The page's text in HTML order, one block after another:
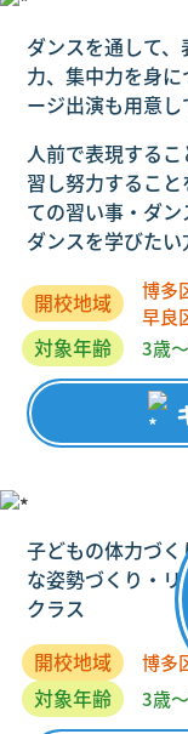
ダンスを通して
力、集中力を身
ージ出演も用意し
人前で表現する
習し努力するこ
ての習い事・ダ
ダンスを学びたい
開校地域
博多
早良
対象年齢 3歳
子どもの体力づ
な姿勢づくり・
クラス
開校地域
博多
対象年齢 3歳